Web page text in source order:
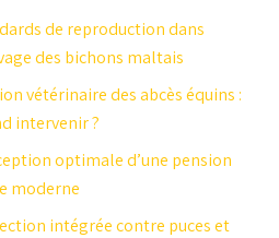
de reproduction dans
des bichons maltais
vétérinaire des abcès équins :
intervenir ?
optimale d’une pension
moderne
intégrée contre puces et